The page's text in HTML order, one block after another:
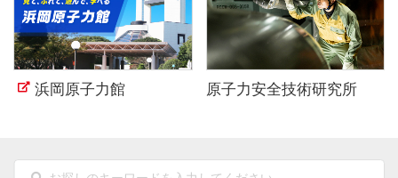
浜岡原子力館 原子力安全技術研究所